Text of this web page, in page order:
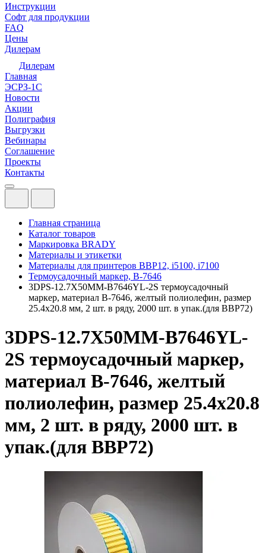
Инструкции
Софт для продукции
FAQ
Цены
Дилерам
Дилерам
Главная
ЭСРЗ-1С
Новости
Акции
Полиграфия
Выгрузки
Вебинары
Соглашение
Проекты
Контакты
Главная страница
Каталог товаров
Маркировка BRADY
Материалы и этикетки
Материалы для принтеров BBP12, i5100, i7100
Термоусадочный маркер, B-7646
3DPS-12.7X50MM-B7646YL-2S термоусадочный
маркер, материал В-7646, желтый полиолефин, размер
25.4х20.8 мм, 2 шт. в ряду, 2000 шт. в упак.(для BBP72)
3DPS-12.7X50MM-B7646YL-
2S термоусадочный маркер,
материал В-7646, желтый
полиолефин, размер 25.4х20.8
мм, 2 шт. в ряду, 2000 шт. в
упак.(для BBP72)